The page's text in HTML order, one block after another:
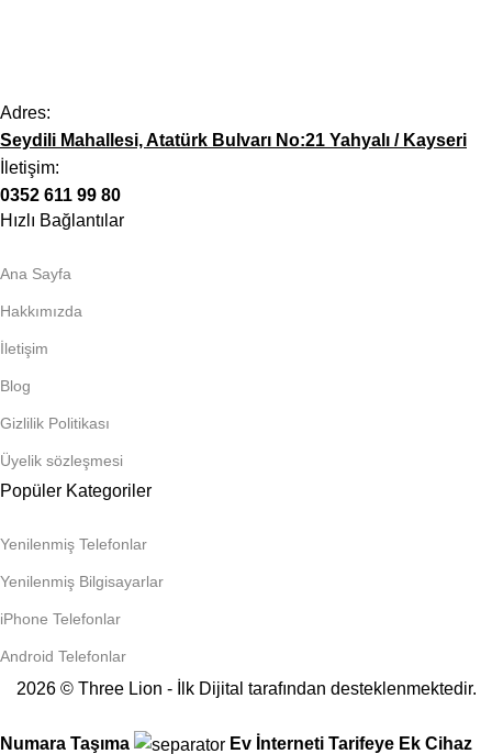
Adres:
Seydili Mahallesi, Atatürk Bulvarı No:21 Yahyalı / Kayseri
İletişim:
0352 611 99 80
Hızlı Bağlantılar
Ana Sayfa
Hakkımızda
İletişim
Blog
Gizlilik Politikası
Üyelik sözleşmesi
Popüler Kategoriler
Yenilenmiş Telefonlar
Yenilenmiş Bilgisayarlar
iPhone Telefonlar
Android Telefonlar
2026 © Three Lion - İlk Dijital tarafından desteklenmektedir.
Numara Taşıma Ev İnterneti Tarifeye Ek Cihaz